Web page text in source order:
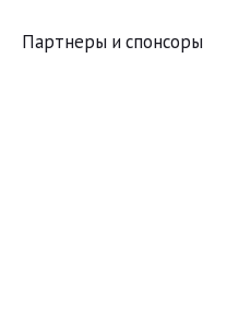
Партнеры и спонсоры